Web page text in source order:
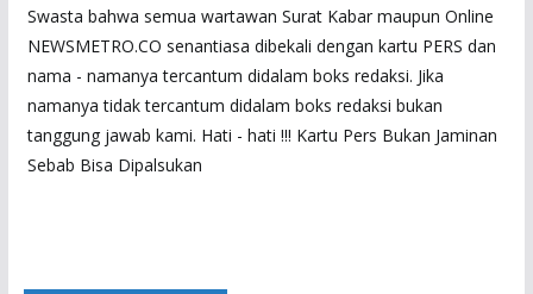
Swasta bahwa semua wartawan Surat Kabar maupun Online
NEWSMETRO.CO senantiasa dibekali dengan kartu PERS dan
nama - namanya tercantum didalam boks redaksi. Jika
namanya tidak tercantum didalam boks redaksi bukan
tanggung jawab kami. Hati - hati !!! Kartu Pers Bukan Jaminan
Sebab Bisa Dipalsukan